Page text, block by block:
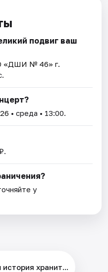
подвиг ваш
«ДШИ № 46» г.
• среда • 13:00.
у
хранит...